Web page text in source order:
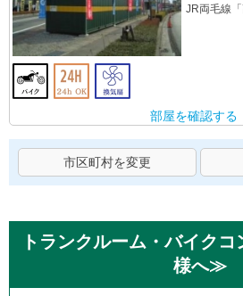
JR両毛線「
部屋を確認する
市区町村を変更
トランクルーム・バイク
様へ≫